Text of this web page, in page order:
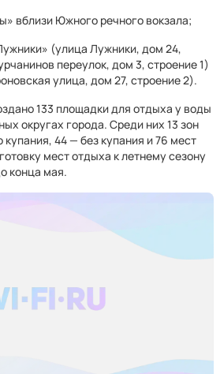
вблизи Южного речного вокзала;
(улица Лужники, дом 24,
переулок, дом 3, строение 1)
улица, дом 27, строение 2).
133 площадки для отдыха у воды
округах города. Среди них 13 зон
44 — без купания и 76 мест
мест отдыха к летнему сезону
конца мая.